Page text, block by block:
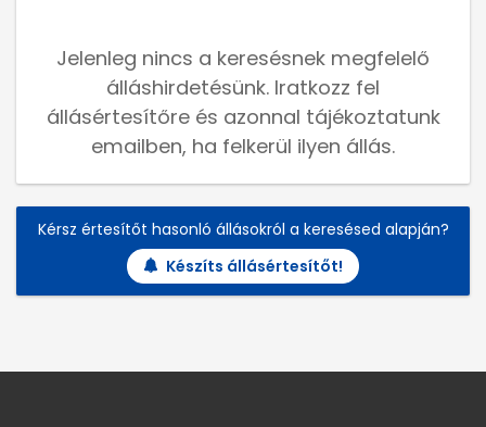
Jelenleg nincs a keresésnek megfelelő
álláshirdetésünk. Iratkozz fel
állásértesítőre és azonnal tájékoztatunk
emailben, ha felkerül ilyen állás.
Kérsz értesítőt hasonló állásokról a keresésed alapján?
Készíts állásértesítőt!